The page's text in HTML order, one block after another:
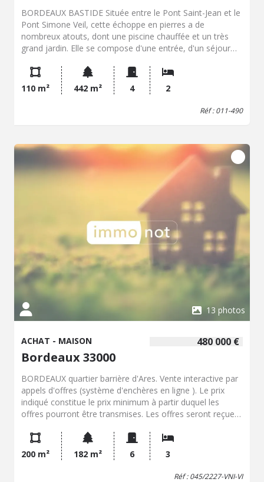
BORDEAUX BASTIDE Située entre le Pont Saint-Jean et le
Pont Simone Veil, cette échoppe en pierres a de
nombreux atouts, dont une piscine chauffée et un très
grand jardin. Elle se compose d'une entrée, d'un séjour
deux espaces nuit, de deux salles d'eau et 2 WC. Une
partie des combles a été aménagée en rangement. La
parcelle de 442 m² permet de stationner 2 véhicules à
office notarial au 05.56.44.00.65 pour obtenir de plus
amples renseignements.
110 m² 442 m² 4 2
Réf : 011-490
13 photos
480 000 €
ACHAT - MAISON
Bordeaux 33000
BORDEAUX quartier barrière d'Ares. Vente interactive par
appels d'offres (système d'enchères en ligne ). Le prix
indiqué constitue le prix minimum à partir duquel les
offres pourront être transmises. Les offres seront reçues
en pierre à rénover située 7 avenue d'Ares aux
prestations d'origine conservées. Elle offre sur 200 m² de
surface une magnifique entrée une cuisine un double
séjour traversant 3 chambres un bureau une salle de
200 m² 182 m² 6 3
Réf : 045/2227-VNI-VI